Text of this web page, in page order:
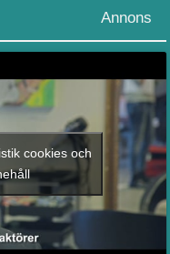
Annons
cookies och